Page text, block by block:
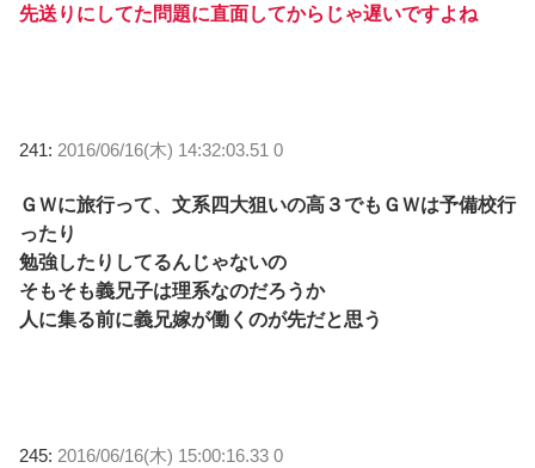
先送りにしてた問題に直面してからじゃ遅いですよね
241: 2016/06/16(木) 14:32:03.51 0
ＧＷに旅行って、文系四大狙いの高３でもＧＷは予備校行
ったり
勉強したりしてるんじゃないの
そもそも義兄子は理系なのだろうか
人に集る前に義兄嫁が働くのが先だと思う
245: 2016/06/16(木) 15:00:16.33 0